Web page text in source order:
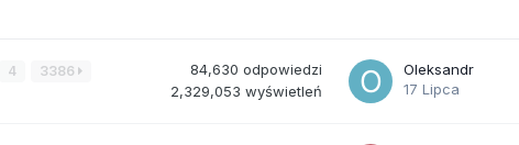
4 3386 84,630 odpowiedzi
2,329,053 wyświetleń
Oleksandr
17 Lipca